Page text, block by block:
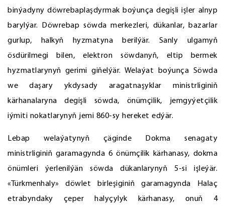
binýadyny döwrebaplaşdyrmak boýunça degişli işler alnyp
barylýar. Döwrebap söwda merkezleri, dükanlar, bazarlar
gurlup, halkyň hyzmatyna berilýär. Sanly ulgamyň
ösdürilmegi bilen, elektron söwdanyň, eltip bermek
hyzmatlarynyň gerimi giňelýär. Welaýat boýunça Söwda
we daşary ykdysady aragatnaşyklar ministrliginiň
kärhanalaryna degişli söwda, önümçilik, jemgyýetçilik
iýmiti nokatlarynyň jemi 860-sy hereket edýär.
Lebap welaýatynyň çäginde Dokma senagaty
ministrliginiň garamagynda 6 önümçilik kärhanasy, dokma
önümleri ýerlenilýän söwda dükanlarynyň 5-si işleýär.
«Türkmenhaly» döwlet birleşiginiň garamagynda Halaç
etrabyndaky çeper halyçylyk kärhanasy, onuň 4